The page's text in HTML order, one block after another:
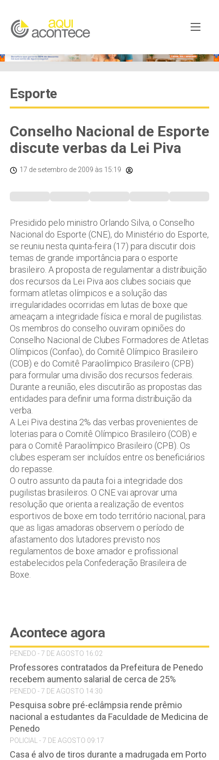
Esporte
Conselho Nacional de Esporte
discute verbas da Lei Piva
17 de setembro de 2009 às 15:19
Presidido pelo ministro Orlando Silva, o Conselho
Nacional do Esporte (CNE), do Ministério do Esporte,
se reuniu nesta quinta-feira (17) para discutir dois
temas de grande importância para o esporte
brasileiro. A proposta de regulamentar a distribuição
dos recursos da Lei Piva aos clubes sociais que
formam atletas olímpicos e a solução das
irregularidades ocorridas em lutas de boxe que
ameaçam a integridade física e moral de pugilistas.
Os membros do conselho ouviram opiniões do
Conselho Nacional de Clubes Formadores de Atletas
Olímpicos (Confao), do Comitê Olímpico Brasileiro
(COB) e do Comitê Paraolímpico Brasileiro (CPB)
para formular uma divisão dos recursos federais.
Durante a reunião, eles discutirão as propostas das
entidades para definir uma forma distribuição da
verba.
A Lei Piva destina 2% das verbas provenientes de
loterias para o Comitê Olímpico Brasileiro (COB) e
para o Comitê Paraolímpico Brasileiro (CPB). Os
clubes esperam ser incluídos entre os beneficiários
do repasse.
O outro assunto da pauta foi a integridade dos
pugilistas brasileiros. O CNE vai aprovar uma
resolução que orienta a realização de eventos
esportivos de boxe em todo território nacional, para
que as ligas amadoras observem o período de
afastamento dos lutadores previsto nos
regulamentos de boxe amador e profissional
estabelecidos pela Confederação Brasileira de
Boxe.
Acontece agora
PENEDO - 7 DE AGOSTO 16:02
Professores contratados da Prefeitura de Penedo
recebem aumento salarial de cerca de 25%
PENEDO - 7 DE AGOSTO 14:30
Pesquisa sobre pré-eclâmpsia rende prêmio
nacional a estudantes da Faculdade de Medicina de
Penedo
POLICIAL - 7 DE AGOSTO 09:17
Casa é alvo de tiros durante a madrugada em Porto